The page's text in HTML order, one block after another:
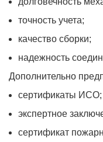
точность учета;
качество сборки;
надежность
Дополнительно
сертификаты ИСО;
экспертное
сертификат